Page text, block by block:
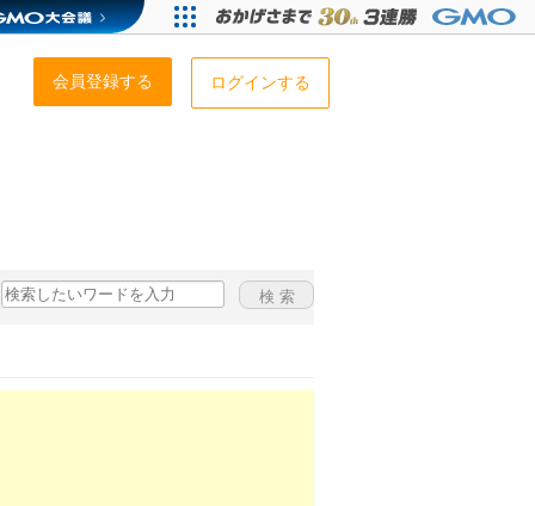
会員登録する ログインする